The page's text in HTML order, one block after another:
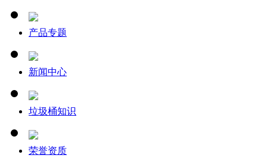
产品专题
新闻中心
垃圾桶知识
荣誉资质